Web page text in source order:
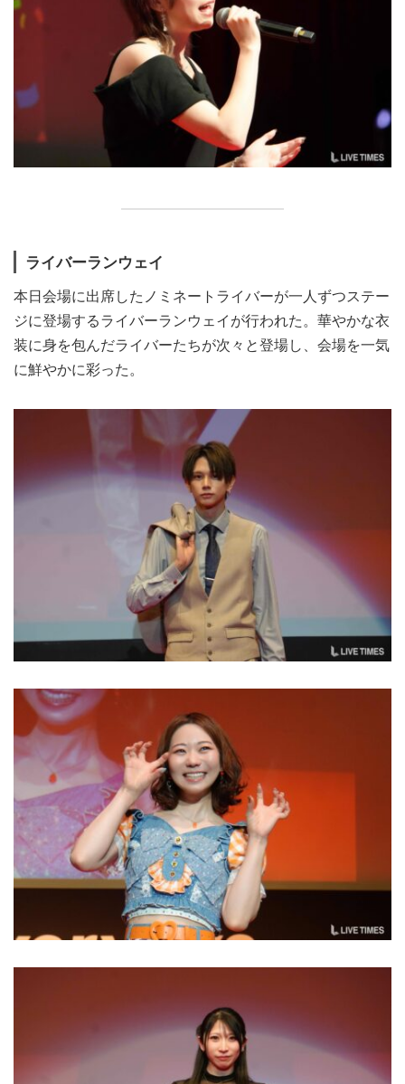
ライバーランウェイ
本日会場に出席したノミネートライバーが一人ずつステー
ジに登場するライバーランウェイが行われた。華やかな衣
装に身を包んだライバーたちが次々と登場し、会場を一気
に鮮やかに彩った。